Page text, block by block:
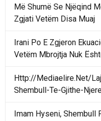
Më Shumë Se Njëqind
Zgjati Vetëm Disa Muaj
Irani Po E Zgjeron
Vetëm Mbrojtja Nuk
Http://Mediaelire.Net/
Shembull-Te-Gjithe-
Imam Hyseni, Shembull